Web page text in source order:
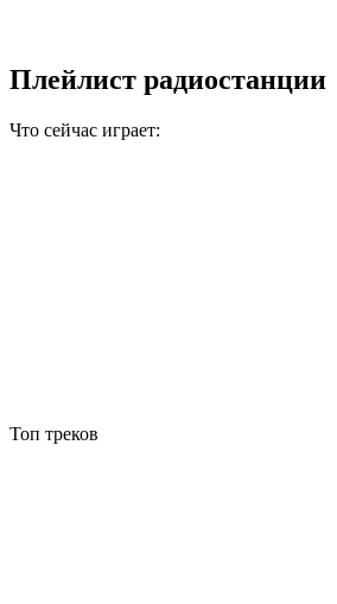
Плейлист радиостанции
Что сейчас играет:
Топ треков